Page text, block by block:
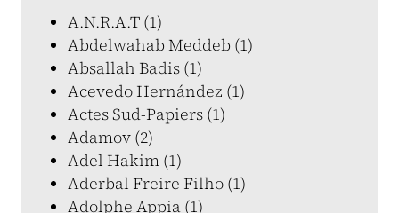
A.N.R.A.T (1)
Abdelwahab Meddeb (1)
Absallah Badis (1)
Acevedo Hernández (1)
Actes Sud-Papiers (1)
Adamov (2)
Adel Hakim (1)
Aderbal Freire Filho (1)
Adolphe Appia (1)